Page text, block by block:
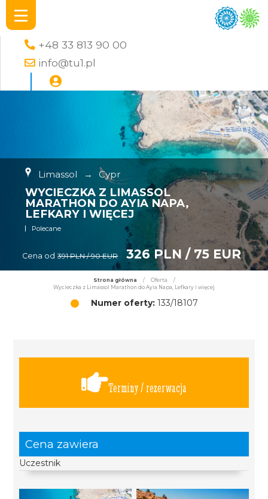
+48 33 813 90 00
info@tu1.pl
Limassol → Cypr
WYCIECZKA Z LIMASSOL
MARATHON DO AYIA NAPA,
LEFKARY I WIĘCEJ
Polecane
Cena od 391 PLN / 90 EUR 326 PLN / 75 EUR
Strona główna / Oferta
/
Wycieczka z Limassol Marathon do Ayia Napa, Lefkary i więcej
Numer oferty:133/18107
Terminy / rezerwacja
Cena zawiera
Uczestnik